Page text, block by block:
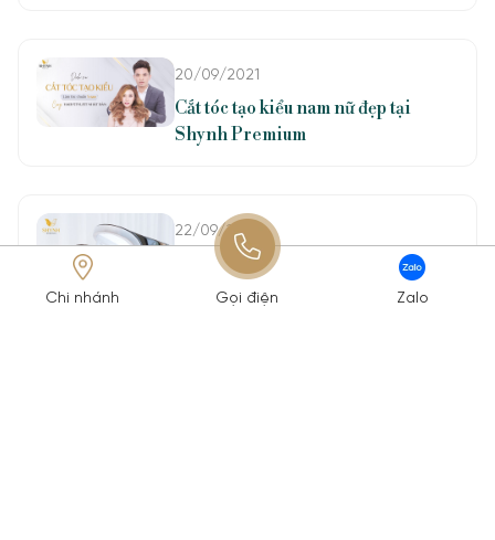
20/09/2021
Cắt tóc tạo kiểu nam nữ đẹp tại
Shynh Premium
22/09/2021
Nặn Mụn Hàn Băng quét sạch nỗi lo
thâm mụn
Chi nhánh Gọi điện Zalo